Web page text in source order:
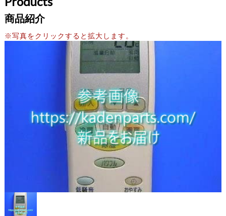
商品紹介
※写真をクリックすると拡大します。